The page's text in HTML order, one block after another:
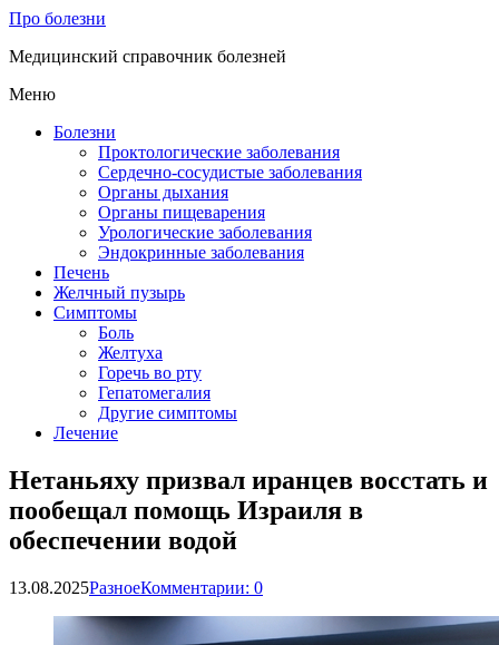
Про болезни
Медицинский справочник болезней
Меню
Болезни
Проктологические заболевания
Сердечно-сосудистые заболевания
Органы дыхания
Органы пищеварения
Урологические заболевания
Эндокринные заболевания
Печень
Желчный пузырь
Симптомы
Боль
Желтуха
Горечь во рту
Гепатомегалия
Другие симптомы
Лечение
Нетаньяху призвал иранцев восстать и
пообещал помощь Израиля в
обеспечении водой
13.08.2025РазноеКомментарии: 0